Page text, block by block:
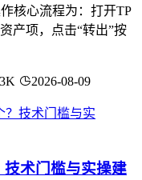
核心流程为：打开TP
产项，点击“转出”按
2026-08-09
术门槛与实操建